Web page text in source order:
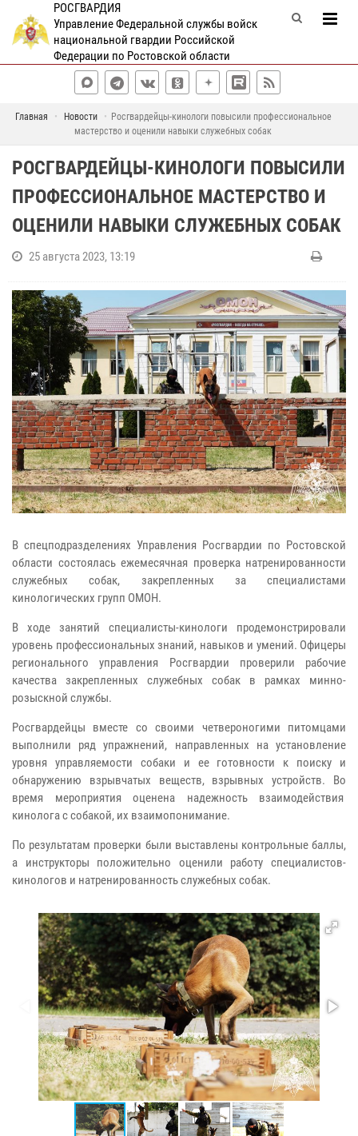
РОСГВАРДИЯ
Управление Федеральной службы войск
национальной гвардии Российской
Федерации по Ростовской области
Главная Новости
Росгвардейцы-кинологи повысили профессиональное
мастерство и оценили навыки служебных собак
РОСГВАРДЕЙЦЫ-КИНОЛОГИ ПОВЫСИЛИ
ПРОФЕССИОНАЛЬНОЕ МАСТЕРСТВО И
ОЦЕНИЛИ НАВЫКИ СЛУЖЕБНЫХ СОБАК
25 августа 2023, 13:19
В спецподразделениях Управления Росгвардии по Ростовской
области состоялась ежемесячная проверка натренированности
служебных собак, закрепленных за специалистами
кинологических групп ОМОН.
В ходе занятий специалисты-кинологи продемонстрировали
уровень профессиональных знаний, навыков и умений. Офицеры
регионального управления Росгвардии проверили рабочие
качества закрепленных служебных собак в рамках минно-
розыскной службы.
Росгвардейцы вместе со своими четвероногими питомцами
выполнили ряд упражнений, направленных на установление
уровня управляемости собаки и ее готовности к поиску и
обнаружению взрывчатых веществ, взрывных устройств. Во
время мероприятия оценена надежность взаимодействия
кинолога с собакой, их взаимопонимание.
По результатам проверки были выставлены контрольные баллы,
а инструкторы положительно оценили работу специалистов-
кинологов и натренированность служебных собак.